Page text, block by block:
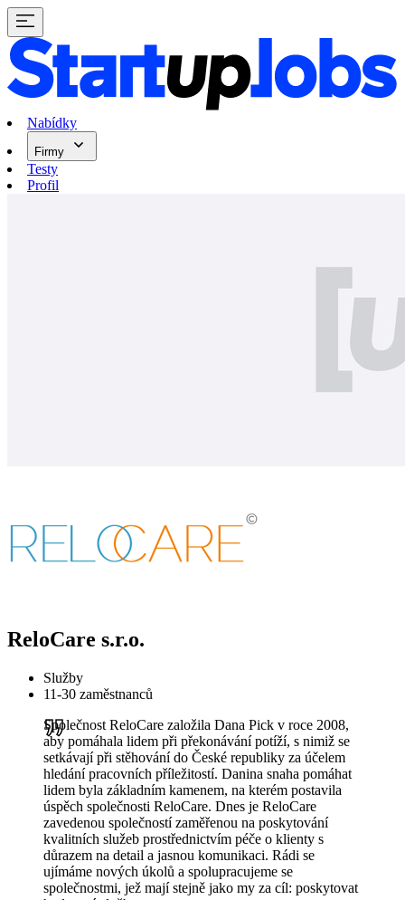
Nabídky
Firmy
Testy
Profil
ReloCare s.r.o.
Služby
11-30 zaměstnanců
Společnost ReloCare založila Dana Pick v roce 2008,
aby pomáhala lidem při překonávání potíží, s nimiž se
setkávají při stěhování do České republiky za účelem
hledání pracovních příležitostí. Danina snaha pomáhat
lidem byla základním kamenem, na kterém postavila
úspěch společnosti ReloCare. Dnes je ReloCare
zavedenou společností zaměřenou na poskytování
kvalitních služeb prostřednictvím péče o klienty s
důrazem na detail a jasnou komunikaci. Rádi se
ujímáme nových úkolů a spolupracujeme se
společnostmi, jež mají stejně jako my za cíl: poskytovat